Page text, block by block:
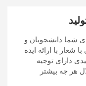
شما دانشجویان و
شعار با ارائه ایده
دارای توجیه
هر چه بیشتر